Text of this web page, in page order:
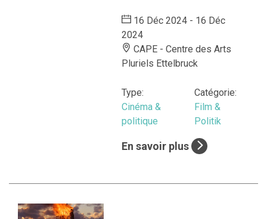
16 Déc 2024 - 16 Déc
2024
CAPE - Centre des Arts
Pluriels Ettelbruck
Type:
Cinéma &
politique
Catégorie:
Film &
Politik
En savoir plus